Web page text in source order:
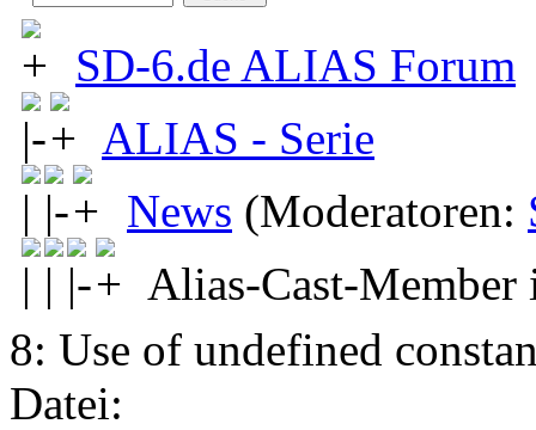
SD-6.de ALIAS Forum
ALIAS - Serie
News (Moderatoren:
Alias-Cast-Member
8: Use of undefined
Datei: